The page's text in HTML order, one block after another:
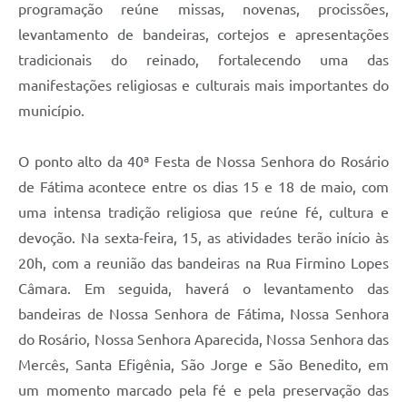
programação reúne missas, novenas, procissões,
levantamento de bandeiras, cortejos e apresentações
tradicionais do reinado, fortalecendo uma das
manifestações religiosas e culturais mais importantes do
município.
O ponto alto da 40ª Festa de Nossa Senhora do Rosário
de Fátima acontece entre os dias 15 e 18 de maio, com
uma intensa tradição religiosa que reúne fé, cultura e
devoção. Na sexta-feira, 15, as atividades terão início às
20h, com a reunião das bandeiras na Rua Firmino Lopes
Câmara. Em seguida, haverá o levantamento das
bandeiras de Nossa Senhora de Fátima, Nossa Senhora
do Rosário, Nossa Senhora Aparecida, Nossa Senhora das
Mercês, Santa Efigênia, São Jorge e São Benedito, em
um momento marcado pela fé e pela preservação das